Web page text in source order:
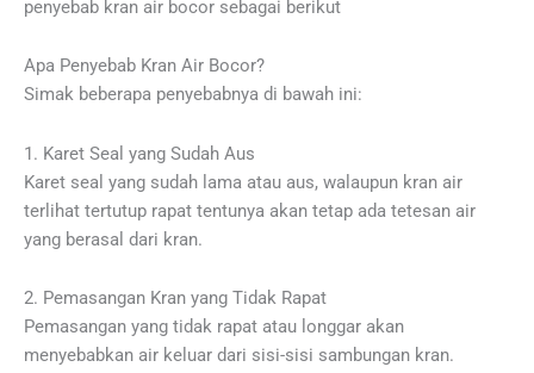
penyebab kran air bocor sebagai berikut
Apa Penyebab Kran Air Bocor?
Simak beberapa penyebabnya di bawah ini:
1. Karet Seal yang Sudah Aus
Karet seal yang sudah lama atau aus, walaupun kran air
terlihat tertutup rapat tentunya akan tetap ada tetesan air
yang berasal dari kran.
2. Pemasangan Kran yang Tidak Rapat
Pemasangan yang tidak rapat atau longgar akan
menyebabkan air keluar dari sisi-sisi sambungan kran.